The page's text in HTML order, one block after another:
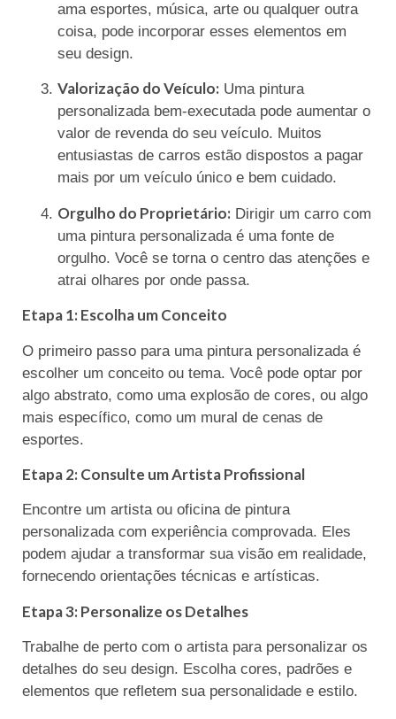
ama esportes, música, arte ou qualquer outra
coisa, pode incorporar esses elementos em
seu design.
Valorização do Veículo: Uma pintura
personalizada bem-executada pode aumentar o
valor de revenda do seu veículo. Muitos
entusiastas de carros estão dispostos a pagar
mais por um veículo único e bem cuidado.
Orgulho do Proprietário: Dirigir um carro com
uma pintura personalizada é uma fonte de
orgulho. Você se torna o centro das atenções e
atrai olhares por onde passa.
Etapa 1: Escolha um Conceito
O primeiro passo para uma pintura personalizada é
escolher um conceito ou tema. Você pode optar por
algo abstrato, como uma explosão de cores, ou algo
mais específico, como um mural de cenas de
esportes.
Etapa 2: Consulte um Artista Profissional
Encontre um artista ou oficina de pintura
personalizada com experiência comprovada. Eles
podem ajudar a transformar sua visão em realidade,
fornecendo orientações técnicas e artísticas.
Etapa 3: Personalize os Detalhes
Trabalhe de perto com o artista para personalizar os
detalhes do seu design. Escolha cores, padrões e
elementos que refletem sua personalidade e estilo.